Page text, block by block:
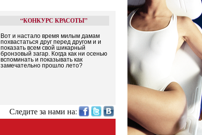
“КОНКУРС КРАСОТЫ”
Вот и настало время милым дамам
похвастаться друг перед другом и и
показать всем свой шикарный
бронзовый загар. Когда как ни осенью
вспоминать и показывать как
замечательно прошло лето?
Следите за нами на: